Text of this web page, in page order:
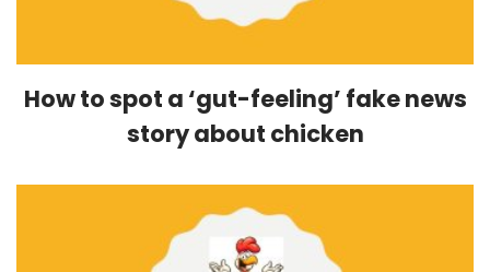
How to spot a ‘gut-feeling’ fake news
story about chicken